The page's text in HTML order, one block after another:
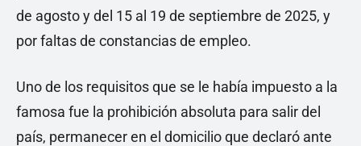
de agosto y del 15 al 19 de septiembre de 2025, y
por faltas de constancias de empleo.
Uno de los requisitos que se le había impuesto a la
famosa fue la prohibición absoluta para salir del
país, permanecer en el domicilio que declaró ante